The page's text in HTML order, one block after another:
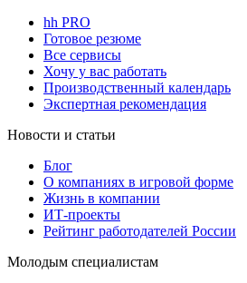
hh PRO
Готовое резюме
Все сервисы
Хочу у вас работать
Производственный календарь
Экспертная рекомендация
Новости и статьи
Блог
О компаниях в игровой форме
Жизнь в компании
ИТ-проекты
Рейтинг работодателей России
Молодым специалистам